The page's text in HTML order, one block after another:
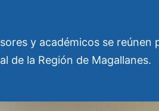
y académicos se reúnen
de la Región de Magallanes.